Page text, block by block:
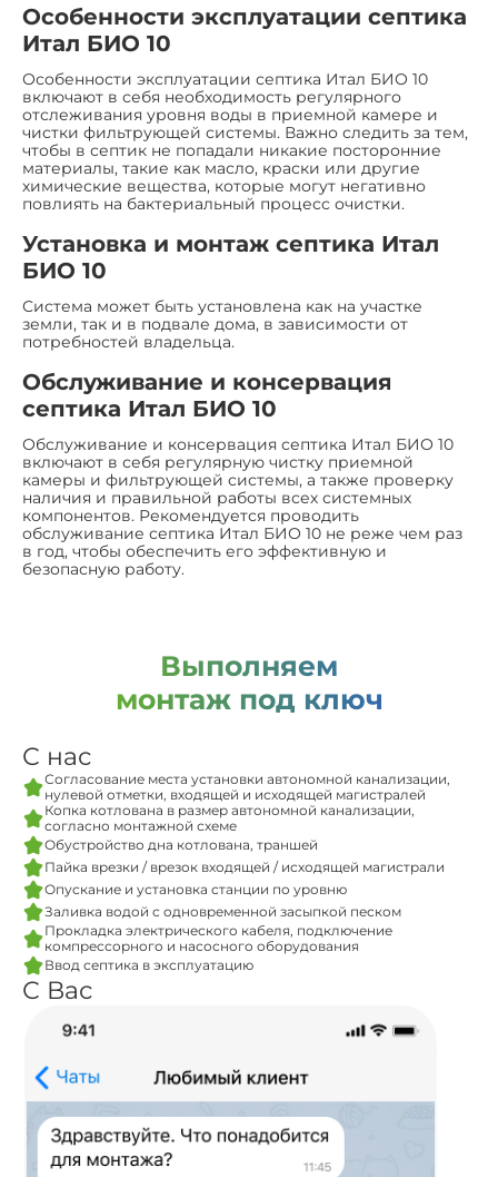
Особенности эксплуатации септика
Итал БИО 10
Особенности эксплуатации септика Итал БИО 10
включают в себя необходимость регулярного
отслеживания уровня воды в приемной камере и
чистки фильтрующей системы. Важно следить за тем,
чтобы в септик не попадали никакие посторонние
материалы, такие как масло, краски или другие
химические вещества, которые могут негативно
повлиять на бактериальный процесс очистки.
Установка и монтаж септика Итал
БИО 10
Система может быть установлена как на участке
земли, так и в подвале дома, в зависимости от
потребностей владельца.
Обслуживание и консервация
септика Итал БИО 10
Обслуживание и консервация септика Итал БИО 10
включают в себя регулярную чистку приемной
камеры и фильтрующей системы, а также проверку
наличия и правильной работы всех системных
компонентов. Рекомендуется проводить
обслуживание септика Итал БИО 10 не реже чем раз
в год, чтобы обеспечить его эффективную и
безопасную работу.
Выполняем
монтаж под ключ
С нас
Согласование места установки автономной канализации,
нулевой отметки, входящей и исходящей магистралей
Копка котлована в размер автономной канализации,
согласно монтажной схеме
Обустройство дна котлована, траншей
Пайка врезки / врезок входящей / исходящей магистрали
Опускание и установка станции по уровню
Заливка водой с одновременной засыпкой песком
Прокладка электрического кабеля, подключение
компрессорного и насосного оборудования
Ввод септика в эксплуатацию
С Вас